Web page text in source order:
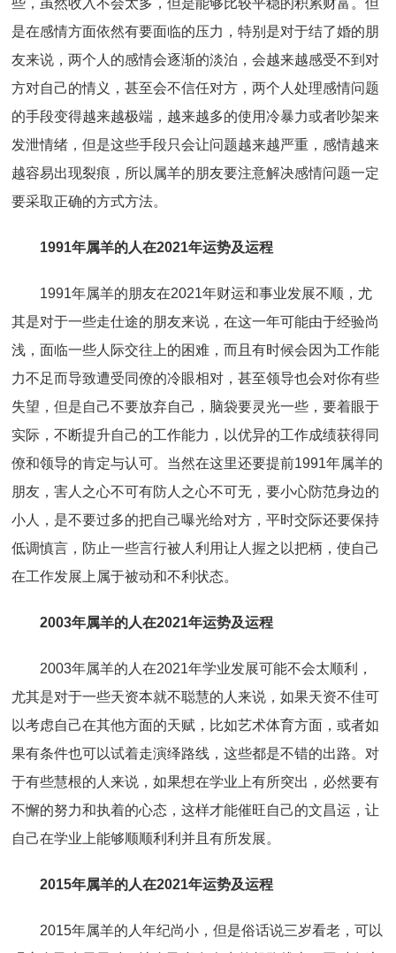
是在感情方面依然有要面临的压力，特别是对于结了婚的朋
友来说，两个人的感情会逐渐的淡泊，会越来越感受不到对
方对自己的情义，甚至会不信任对方，两个人处理感情问题
的手段变得越来越极端，越来越多的使用冷暴力或者吵架来
发泄情绪，但是这些手段只会让问题越来越严重，感情越来
越容易出现裂痕，所以属羊的朋友要注意解决感情问题一定
要采取正确的方式方法。
1991年属羊的人在2021年运势及运程
1991年属羊的朋友在2021年财运和事业发展不顺，尤
其是对于一些走仕途的朋友来说，在这一年可能由于经验尚
浅，面临一些人际交往上的困难，而且有时候会因为工作能
力不足而导致遭受同僚的冷眼相对，甚至领导也会对你有些
失望，但是自己不要放弃自己，脑袋要灵光一些，要着眼于
实际，不断提升自己的工作能力，以优异的工作成绩获得同
僚和领导的肯定与认可。当然在这里还要提前1991年属羊的
朋友，害人之心不可有防人之心不可无，要小心防范身边的
小人，是不要过多的把自己曝光给对方，平时交际还要保持
低调慎言，防止一些言行被人利用让人握之以把柄，使自己
在工作发展上属于被动和不利状态。
2003年属羊的人在2021年运势及运程
2003年属羊的人在2021年学业发展可能不会太顺利，
尤其是对于一些天资本就不聪慧的人来说，如果天资不佳可
以考虑自己在其他方面的天赋，比如艺术体育方面，或者如
果有条件也可以试着走演绎路线，这些都是不错的出路。对
于有些慧根的人来说，如果想在学业上有所突出，必然要有
不懈的努力和执着的心态，这样才能催旺自己的文昌运，让
自己在学业上能够顺顺利利并且有所发展。
2015年属羊的人在2021年运势及运程
2015年属羊的人年纪尚小，但是俗话说三岁看老，可以